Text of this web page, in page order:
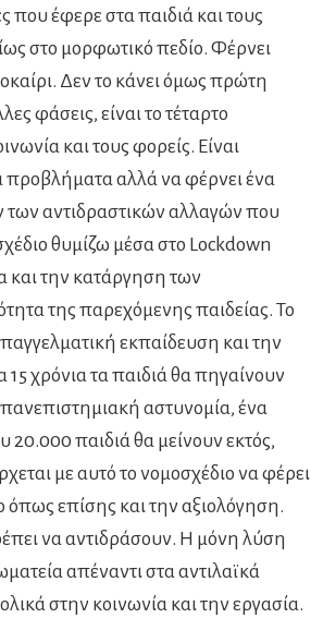
που έφερε στα παιδιά και τους
στο μορφωτικό πεδίο. Φέρνει
Δεν το κάνει όμως πρώτη
φάσεις, είναι το τέταρτο
και τους φορείς. Είναι
προβλήματα αλλά να φέρνει ένα
αντιδραστικών αλλαγών που
θυμίζω μέσα στο Lockdown
και την κατάργηση των
της παρεχόμενης παιδείας. Το
εκπαίδευση και την
χρόνια τα παιδιά θα πηγαίνουν
αστυνομία, ένα
παιδιά θα μείνουν εκτός,
με αυτό το νομοσχέδιο να φέρει
όπως επίσης και την αξιολόγηση.
να αντιδράσουν. Η μόνη λύση
απέναντι στα αντιλαϊκά
στην κοινωνία και την εργασία.